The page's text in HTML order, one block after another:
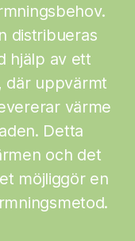
distribueras
hjälp av ett
där uppvärmt
värme
Detta
och det
möjliggör en